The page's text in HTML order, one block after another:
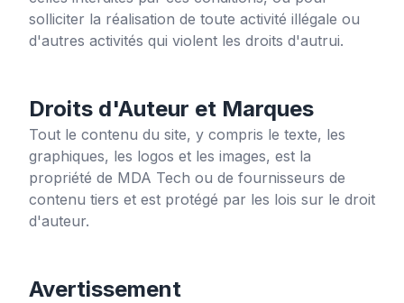
solliciter la réalisation de toute activité illégale ou
d'autres activités qui violent les droits d'autrui.
Droits d'Auteur et Marques
Tout le contenu du site, y compris le texte, les
graphiques, les logos et les images, est la
propriété de MDA Tech ou de fournisseurs de
contenu tiers et est protégé par les lois sur le droit
d'auteur.
Avertissement